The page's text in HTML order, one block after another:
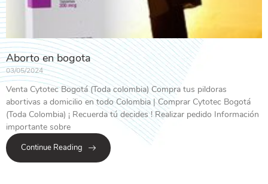
Aborto en bogota
03/05/2024
Venta Cytotec Bogotá (Toda colombia) Compra tus pildoras
abortivas a domicilio en todo Colombia | Comprar Cytotec Bogotá
(Toda Colombia) ¡ Recuerda tú decides ! Realizar pedido Información
importante sobre
Continue Reading